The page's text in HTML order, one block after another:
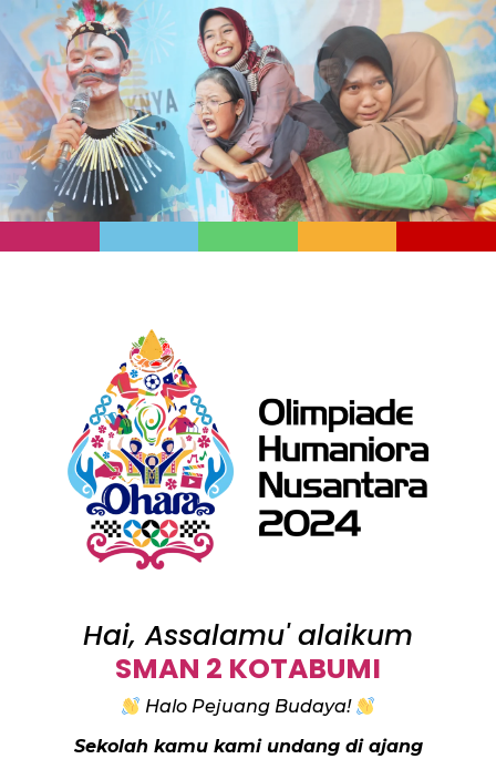
Hai, Assalamu' alaikum
SMAN 2 KOTABUMI
Halo Pejuang Budaya!
Sekolah kamu kami undang di ajang